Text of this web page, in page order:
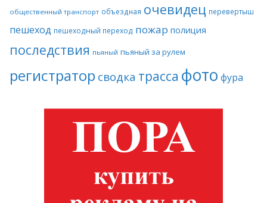
общественный транспорт объездная очевидец перевертыш
пешеход пешеходный переход пожар полиция
последствия пьяный пьяный за рулем
регистратор сводка трасса фото фура